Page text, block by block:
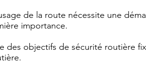
de la route nécessite une
importance.
des objectifs de sécurité routière